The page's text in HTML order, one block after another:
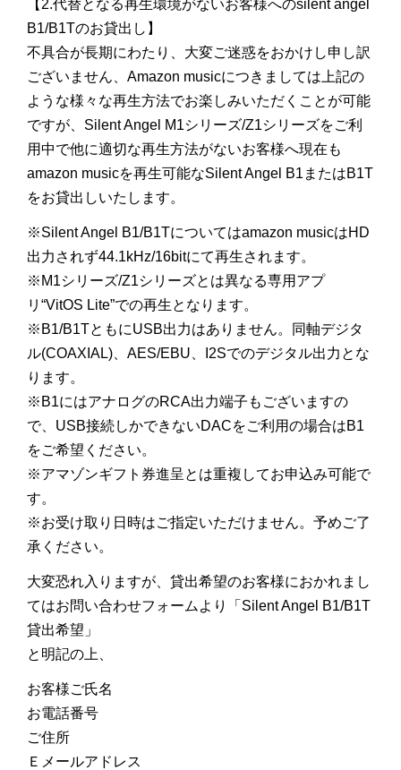
【2.代替となる再生環境がないお客様へのsilent angel
B1/B1Tのお貸出し】
不具合が長期にわたり、大変ご迷惑をおかけし申し訳
ございません、Amazon musicにつきましては上記の
ような様々な再生方法でお楽しみいただくことが可能
ですが、Silent Angel M1シリーズ/Z1シリーズをご利
用中で他に適切な再生方法がないお客様へ現在も
amazon musicを再生可能なSilent Angel B1またはB1T
をお貸出しいたします。
※Silent Angel B1/B1Tについてはamazon musicはHD
出力されず44.1kHz/16bitにて再生されます。
※M1シリーズ/Z1シリーズとは異なる専用アプ
リ“VitOS Lite”での再生となります。
※B1/B1TともにUSB出力はありません。同軸デジタ
ル(COAXIAL)、AES/EBU、I2Sでのデジタル出力とな
ります。
※B1にはアナログのRCA出力端子もございますの
で、USB接続しかできないDACをご利用の場合はB1
をご希望ください。
※アマゾンギフト券進呈とは重複してお申込み可能で
す。
※お受け取り日時はご指定いただけません。予めご了
承ください。
大変恐れ入りますが、貸出希望のお客様におかれまし
てはお問い合わせフォームより「Silent Angel B1/B1T
貸出希望」
と明記の上、
お客様ご氏名
お電話番号
ご住所
Ｅメールアドレス